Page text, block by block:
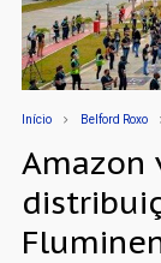
Início Belford Roxo
Amazon